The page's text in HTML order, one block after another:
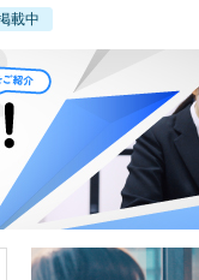
載中